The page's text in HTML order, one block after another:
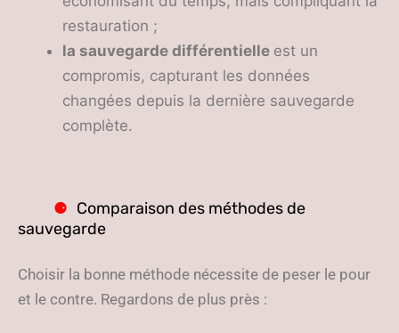
restauration ;
la sauvegarde différentielle est un
compromis, capturant les données
changées depuis la dernière sauvegarde
complète.
Comparaison des méthodes de
sauvegarde
Choisir la bonne méthode nécessite de peser le pour
et le contre. Regardons de plus près :